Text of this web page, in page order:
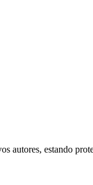
autores, estando